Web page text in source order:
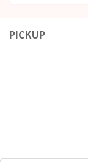
PICKUP